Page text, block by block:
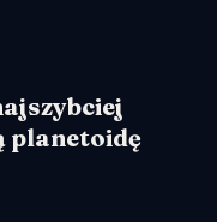
planetoidę